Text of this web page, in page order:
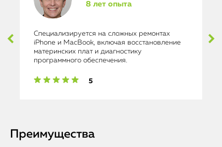
8 лет опыта
Специализируется на сложных ремонтах
iPhone и MacBook, включая восстановление
материнских плат и диагностику
программного обеспечения.
5
Преимущества